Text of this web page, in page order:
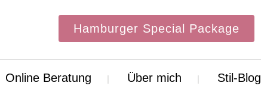
Hamburger Special Package
Online Beratung Über mich Stil-Blog